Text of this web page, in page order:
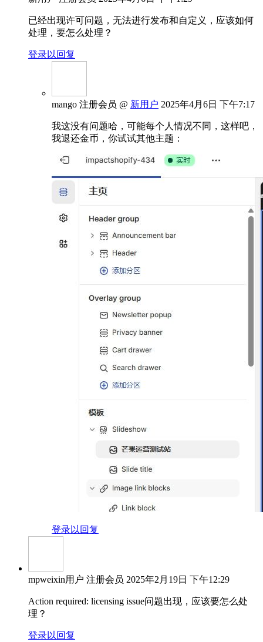
已经出现许可问题，无法进行发布和自定义，应该如何
处理，要怎么处理？
登录以回复
mango 注册会员 @ 新用户 2025年4月6日 下午7:17
我这没有问题哈，可能每个人情况不同，这样吧，
我退还金币，你试试其他主题：
登录以回复
mpweixin用户 注册会员 2025年2月19日 下午12:29
Action required: licensing issue问题出现，应该要怎么处
理？
登录以回复